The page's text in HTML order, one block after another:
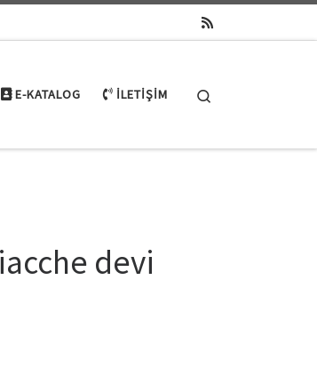
E-KATALOG İLETIŞIM
devi